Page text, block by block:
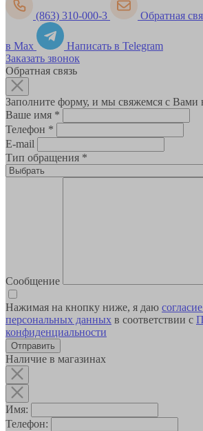
(863) 310-000-3 Обратная
в Max
Написать в Telegram
Заказать звонок
Обратная связь
Заполните форму, и мы свяжемся с Вами
Ваше имя *
Телефон *
E-mail
Тип обращения *
Сообщение
Нажимая на кнопку ниже, я даю
персональных данных в соответствии с
конфиденциальности
Наличие в магазинах
Имя:
Телефон: